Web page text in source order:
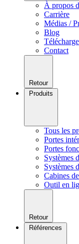
À propos
Carrière
Médias /
Blog
Contact
Retour
Produits
Tous les
Portes
Portes
Systèmes
Systèmes
Cabines
Outil en
Retour
Références